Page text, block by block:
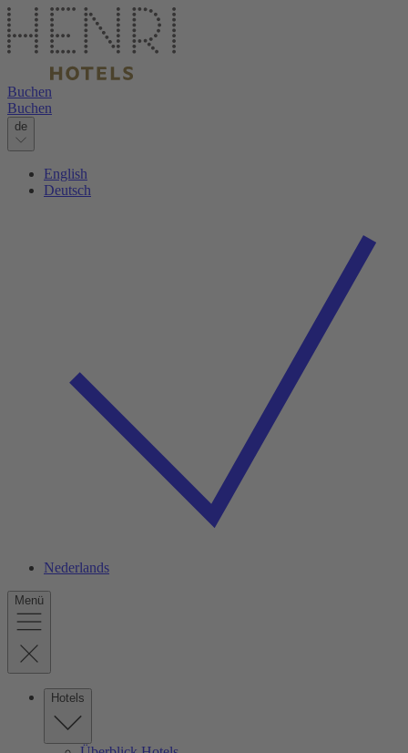
Buchen
Buchen
de
English
Deutsch
Nederlands
Menü
Hotels